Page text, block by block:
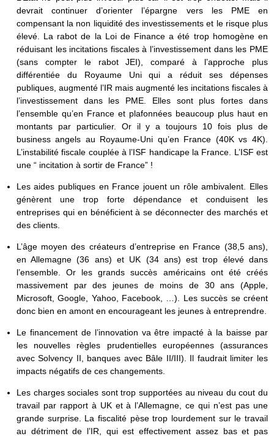
devrait continuer d’orienter l’épargne vers les PME en
compensant la non liquidité des investissements et le risque plus
élevé. La rabot de la Loi de Finance a été trop homogène en
réduisant les incitations fiscales à l’investissement dans les PME
(sans compter le rabot JEI), comparé à l’approche plus
différentiée du Royaume Uni qui a réduit ses dépenses
publiques, augmenté l’IR mais augmenté les incitations fiscales à
l’investissement dans les PME. Elles sont plus fortes dans
l’ensemble qu’en France et plafonnées beaucoup plus haut en
montants par particulier. Or il y a toujours 10 fois plus de
business angels au Royaume-Uni qu’en France (40K vs 4K).
L’instabilité fiscale couplée à l’ISF handicape la France. L’ISF est
une “ incitation à sortir de France” !
Les aides publiques en France jouent un rôle ambivalent. Elles
génèrent une trop forte dépendance et conduisent les
entreprises qui en bénéficient à se déconnecter des marchés et
des clients.
L’âge moyen des créateurs d’entreprise en France (38,5 ans),
en Allemagne (36 ans) et UK (34 ans) est trop élevé dans
l’ensemble. Or les grands succès américains ont été créés
massivement par des jeunes de moins de 30 ans (Apple,
Microsoft, Google, Yahoo, Facebook, …). Les succès se créent
donc bien en amont en encourageant les jeunes à entreprendre.
Le financement de l’innovation va être impacté à la baisse par
les nouvelles règles prudentielles européennes (assurances
avec Solvency II, banques avec Bâle II/III). Il faudrait limiter les
impacts négatifs de ces changements.
Les charges sociales sont trop supportées au niveau du cout du
travail par rapport à UK et à l’Allemagne, ce qui n’est pas une
grande surprise. La fiscalité pèse trop lourdement sur le travail
au détriment de l’IR, qui est effectivement assez bas et pas